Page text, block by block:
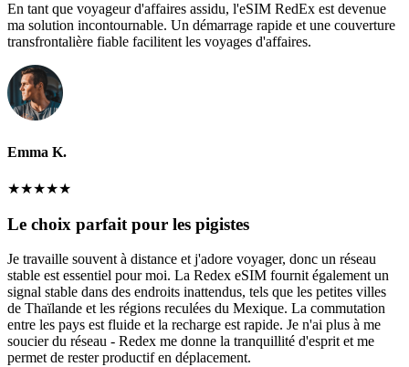
En tant que voyageur d'affaires assidu, l'eSIM RedEx est devenue
ma solution incontournable. Un démarrage rapide et une couverture
transfrontalière fiable facilitent les voyages d'affaires.
Emma K.
★★★★★
Le choix parfait pour les pigistes
Je travaille souvent à distance et j'adore voyager, donc un réseau
stable est essentiel pour moi. La Redex eSIM fournit également un
signal stable dans des endroits inattendus, tels que les petites villes
de Thaïlande et les régions reculées du Mexique. La commutation
entre les pays est fluide et la recharge est rapide. Je n'ai plus à me
soucier du réseau - Redex me donne la tranquillité d'esprit et me
permet de rester productif en déplacement.